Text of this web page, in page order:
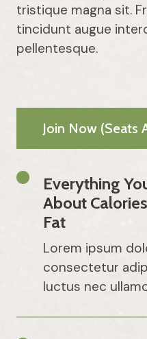
tristique magna sit.
tincidunt augue
pellentesque.
Join Now (seats
Everything
About
Fat
Lorem ipsum
consectetur
luctus nec